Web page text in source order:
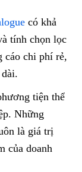
có khả
tính chọn lọc
cáo chi phí rẻ,
tiện thể
Những
là giá trị
của doanh